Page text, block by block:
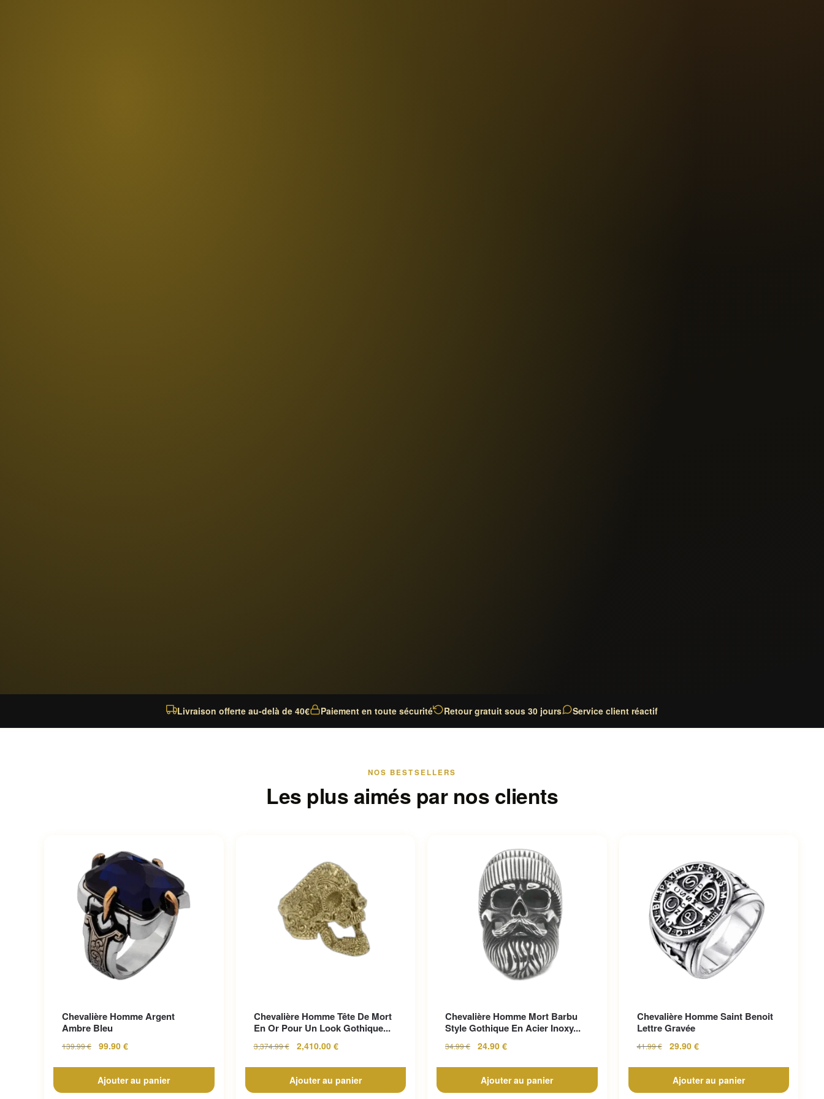
Livraison offerte au-delà de 40€ Paiement en toute sécurité Retour gratuit sous 30 jours Service client réactif
NOS BESTSELLERS
Les plus aimés par nos clients
Chevalière Homme Argent
Ambre Bleu
139.99€ 99.90 €
Ajouter au panier
Chevalière Homme Tête De Mort
En Or Pour Un Look Gothique...
3,374.99€ 2,410.00 €
Ajouter au panier
Chevalière Homme Mort Barbu
Style Gothique En Acier Inoxy...
34.99€ 24.90 €
Ajouter au panier
Chevalière Homme Saint Benoit
Lettre Gravée
41.99€ 29.90 €
Ajouter au panier